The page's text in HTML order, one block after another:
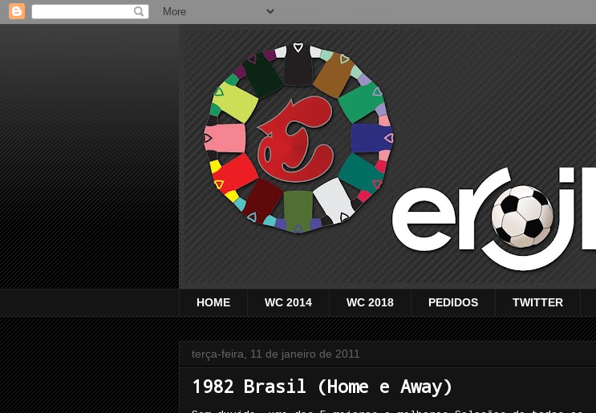
HOME WC 2014 WC 2018 PEDIDOS TWITTER
terça-feira, 11 de janeiro de 2011
1982 Brasil (Home e Away)